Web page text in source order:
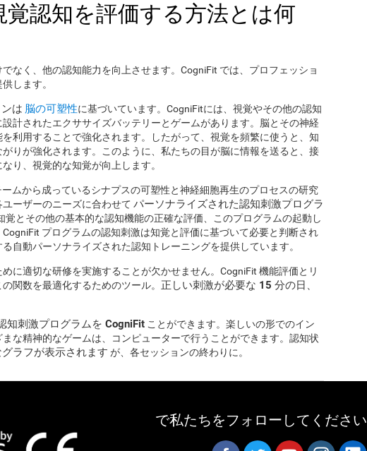
認知を評価する方法とは何
なく、他の認知能力を向上させます。CogniFit では、プロフェッショ
します。
は 脳の可塑性に基づいています。CogniFitには、視覚やその他の認知
計されたエクササイズバッテリーとゲームがあります。脳とその神経
利用することで強化されます。したがって、視覚を頻繁に使うと、知
りが強化されます。このように、私たちの目が脳に情報を送ると、接
り、視覚的な知覚が向上します。
ムから成っているシナプスの可塑性と神経細胞再生のプロセスの研究
ーザーのニーズに合わせて パーソナライズされた認知刺激プログラ
覚とその他の基本的な認知機能の正確な評価、このプログラムの起動し
プログラムの認知刺激は知覚と評価に基づいて必要と判断され
自動パーソナライズされた認知トレーニングを提供しています。
に適切な研修を実施することが欠かせません。CogniFit 機能評価とリ
関数を最適化するためのツール。 正しい刺激が必要な 15 分の日、
知刺激プログラムを CogniFit ことができます。楽しいの形でのイン
な精神的なゲームは、コンピューターで行うことができます。認知状
ラフが表示されます が、各セッションの終わりに。
で私たちをフォローしてください